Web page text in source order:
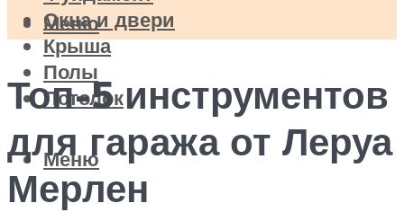
Окна и двери
Крыша
Полы
Потолок
Меню
Меню
Топ-5 инструментов
для гаража от Леруа
Мерлен